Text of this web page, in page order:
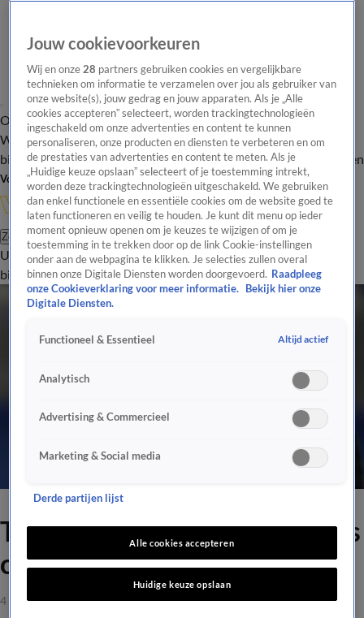
Overzicht Onze programma's Uitzendingen Onze gezichten
In de
WandelgangenInterviewsUitzending
bijwonenPodcastShopVeelgestelde vragenKijkersvraag insturen
Volg Vandaag Inside
Zoeken
UitzendingenVandaag InsideDe OranjezomerShopUitzending
bijwonen
Tottenham Hotspur laat kans
op vierde plek liggen
4 apr 2021, 19:23
Jouw cookievoorkeuren
Wij en onze28 partners gebruiken cookies en vergelijkbare
technieken om informatie te verzamelen over jou als gebruiker van
onze website(s), jouw gedrag en jouw apparaten. Als je „Alle
cookies accepteren” selecteert, worden trackingtechnologieën
ingeschakeld om onze advertenties en content te kunnen
personaliseren, onze producten en diensten te verbeteren en om
de prestaties van advertenties en content te meten. Als je
„Huidige keuze opslaan” selecteert of je toestemming intrekt,
worden deze trackingtechnologieën uitgeschakeld. We gebruiken
dan enkel functionele en essentiële cookies om de website goed te
laten functioneren en veilig te houden. Je kunt dit menu op ieder
moment opnieuw openen om je keuzes te wijzigen of om je
toestemming in te trekken door op de link Cookie-instellingen
onder aan de webpagina te klikken. Je selecties zullen overal
binnen onze Digitale Diensten worden doorgevoerd. Raadpleeg
onze Cookieverklaring voor meer informatie.
Bekijk hier onze
Digitale Diensten.
Functioneel & Essentieel Altijd actief
Analytisch
Advertising & Commercieel
Marketing & Social media
Derde partijen lijst
Alle cookies accepteren
Huidige keuze opslaan